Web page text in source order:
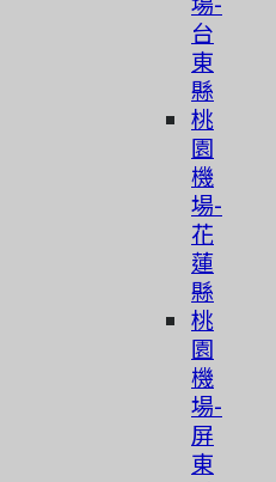
台
東
縣
桃
園
機
場-
花
蓮
縣
桃
園
機
場-
屏
東